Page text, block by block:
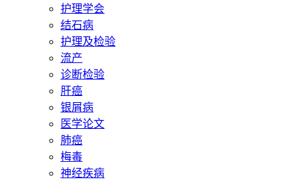
护理学会
结石病
护理及检验
流产
诊断检验
肝癌
银屑病
医学论文
肺癌
梅毒
神经疾病